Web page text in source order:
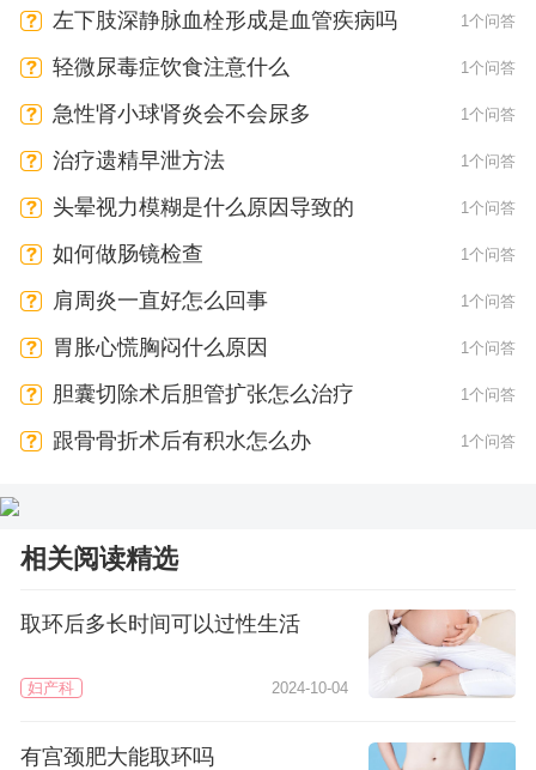
左下肢深静脉血栓形成是血管疾病吗 1个问答
轻微尿毒症饮食注意什么 1个问答
急性肾小球肾炎会不会尿多 1个问答
治疗遗精早泄方法 1个问答
头晕视力模糊是什么原因导致的 1个问答
如何做肠镜检查 1个问答
肩周炎一直好怎么回事 1个问答
胃胀心慌胸闷什么原因 1个问答
胆囊切除术后胆管扩张怎么治疗 1个问答
跟骨骨折术后有积水怎么办 1个问答
相关阅读精选
取环后多长时间可以过性生活
妇产科 2024-10-04
有宫颈肥大能取环吗